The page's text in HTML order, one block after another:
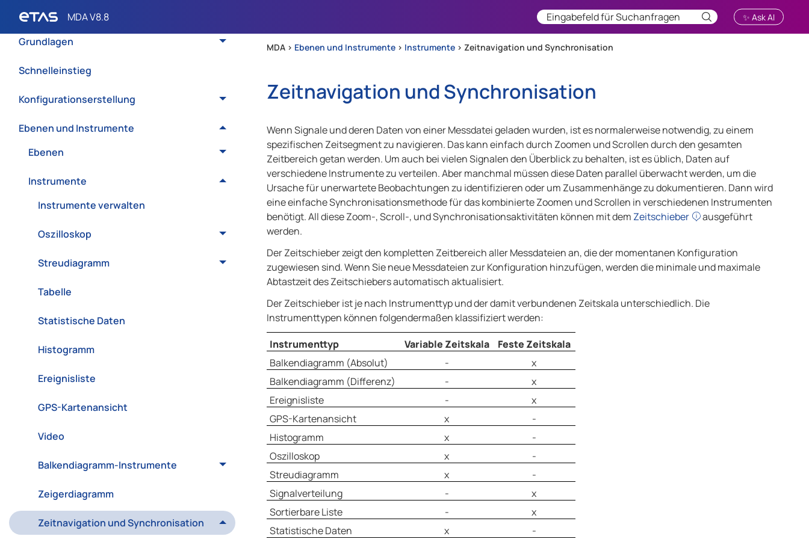
✨ Ask AI
Einleitung
Grundlagen
Schnelleinstieg
Konfigurationserstellung
Ebenen und Instrumente
Ebenen
Instrumente
Instrumente verwalten
Oszilloskop
Streudiagramm
Tabelle
Statistische Daten
Histogramm
Ereignisliste
GPS-Kartenansicht
Video
Balkendiagramm-Instrumente
Zeigerdiagramm
Zeitnavigation und Synchronisation
MDA > Ebenen und Instrumente > Instrumente > Zeitnavigation und Synchronisation
Zeitnavigation und Synchronisation
Wenn Signale und deren Daten von einer Messdatei geladen wurden, ist es normalerweise notwendig, zu einem
spezifischen Zeitsegment zu navigieren. Das kann einfach durch Zoomen und Scrollen durch den gesamten
Zeitbereich getan werden. Um auch bei vielen Signalen den Überblick zu behalten, ist es üblich, Daten auf
verschiedene Instrumente zu verteilen. Aber manchmal müssen diese Daten parallel überwacht werden, um die
Ursache für unerwartete Beobachtungen zu identifizieren oder um Zusammenhänge zu dokumentieren. Dann wird
eine einfache Synchronisationsmethode für das kombinierte Zoomen und Scrollen in verschiedenen Instrumenten
benötigt. All diese Zoom-, Scroll-, und Synchronisationsaktivitäten können mit dem Zeitschieber
ausgeführt
werden.
Der Zeitschieber zeigt den kompletten Zeitbereich aller Messdateien an, die der momentanen Konfiguration
zugewiesen sind. Wenn Sie neue Messdateien zur Konfiguration hinzufügen, werden die minimale und maximale
Abtastzeit des Zeitschiebers automatisch aktualisiert.
Der Zeitschieber ist je nach Instrumenttyp und der damit verbundenen Zeitskala unterschiedlich. Die
Instrumenttypen können folgendermaßen klassifiziert werden:
Instrumenttyp
Variable Zeitskala
Feste Zeitskala
Balkendiagramm (Absolut)
-
x
Balkendiagramm (Differenz)
-
x
Ereignisliste
-
x
GPS-Kartenansicht
x
-
Histogramm
x
-
Oszilloskop
x
-
Streudiagramm
x
-
Signalverteilung
-
x
Sortierbare Liste
-
x
Statistische Daten
x -